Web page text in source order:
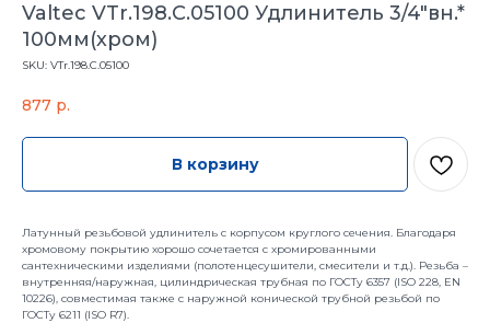
Valtec VTr.198.C.05100 Удлинитель 3/4"вн.*
100мм(хром)
SKU: VTr.198.C.05100
877 р.
В корзину
Латунный резьбовой удлинитель с корпусом круглого сечения. Благодаря
хромовому покрытию хорошо сочетается с хромированными
сантехническими изделиями (полотенцесушители, смесители и т.д.). Резьба –
внутренняя/наружная, цилиндрическая трубная по ГОСТу 6357 (ISO 228, EN
10226), совместимая также с наружной конической трубной резьбой по
ГОСТу 6211 (ISO R7).